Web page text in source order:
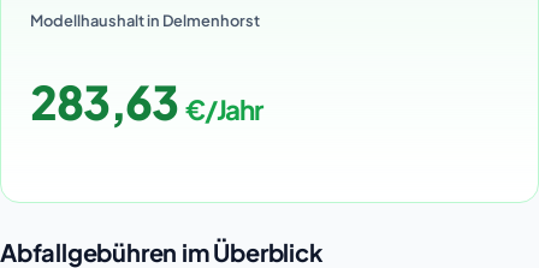
Modellhaushalt in Delmenhorst
283,63 €/Jahr
Abfallgebühren im Überblick